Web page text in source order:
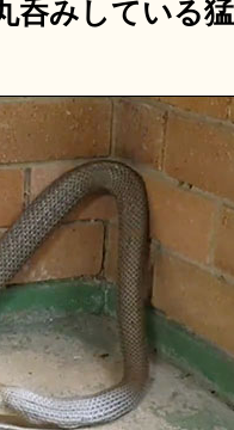
呑みしている